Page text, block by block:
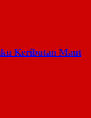
Keributan Maut